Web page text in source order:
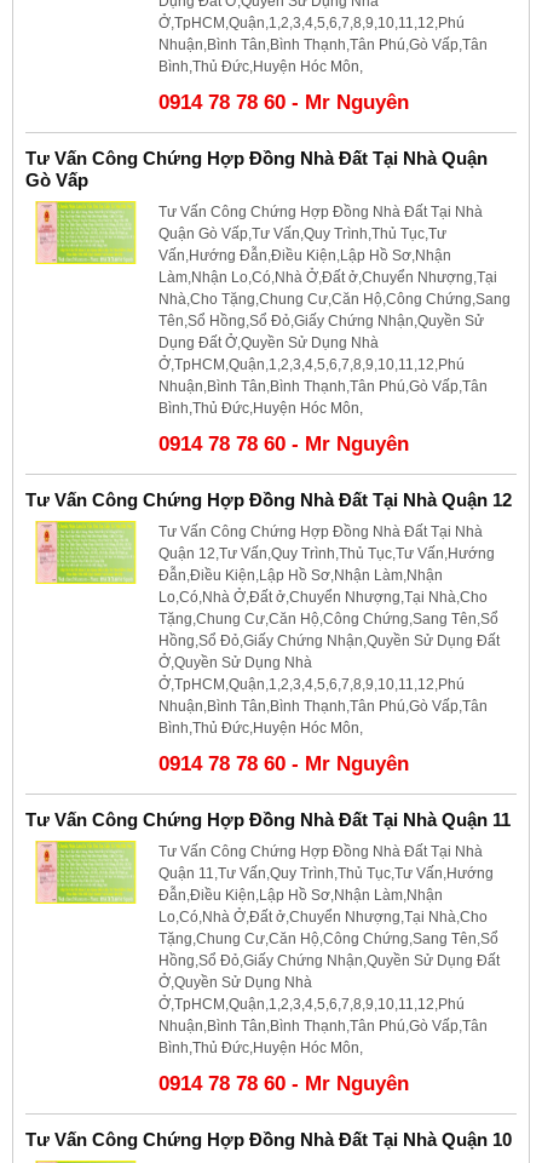
Ở,TpHCM,Quận,1,2,3,4,5,6,7,8,9,10,11,12,Phú
Nhuận,Bình Tân,Bình Thạnh,Tân Phú,Gò Vấp,Tân
Bình,Thủ Đức,Huyện Hóc Môn,
0914 78 78 60 - Mr Nguyên
Tư Vấn Công Chứng Hợp Đồng Nhà Đất Tại Nhà Quận
Gò Vấp
Tư Vấn Công Chứng Hợp Đồng Nhà Đất Tại Nhà
Quận Gò Vấp,Tư Vấn,Quy Trình,Thủ Tục,Tư
Vấn,Hướng Đẫn,Điều Kiện,Lập Hồ Sơ,Nhận
Làm,Nhận Lo,Có,Nhà Ở,Đất ở,Chuyển Nhượng,Tại
Nhà,Cho Tặng,Chung Cư,Căn Hộ,Công Chứng,Sang
Tên,Sổ Hồng,Sổ Đỏ,Giấy Chứng Nhận,Quyền Sử
Dụng Đất Ở,Quyền Sử Dụng Nhà
Ở,TpHCM,Quận,1,2,3,4,5,6,7,8,9,10,11,12,Phú
Nhuận,Bình Tân,Bình Thạnh,Tân Phú,Gò Vấp,Tân
Bình,Thủ Đức,Huyện Hóc Môn,
0914 78 78 60 - Mr Nguyên
Tư Vấn Công Chứng Hợp Đồng Nhà Đất Tại Nhà Quận 12
Tư Vấn Công Chứng Hợp Đồng Nhà Đất Tại Nhà
Quận 12,Tư Vấn,Quy Trình,Thủ Tục,Tư Vấn,Hướng
Đẫn,Điều Kiện,Lập Hồ Sơ,Nhận Làm,Nhận
Lo,Có,Nhà Ở,Đất ở,Chuyển Nhượng,Tại Nhà,Cho
Tặng,Chung Cư,Căn Hộ,Công Chứng,Sang Tên,Sổ
Hồng,Sổ Đỏ,Giấy Chứng Nhận,Quyền Sử Dụng Đất
Ở,Quyền Sử Dụng Nhà
Ở,TpHCM,Quận,1,2,3,4,5,6,7,8,9,10,11,12,Phú
Nhuận,Bình Tân,Bình Thạnh,Tân Phú,Gò Vấp,Tân
Bình,Thủ Đức,Huyện Hóc Môn,
0914 78 78 60 - Mr Nguyên
Tư Vấn Công Chứng Hợp Đồng Nhà Đất Tại Nhà Quận 11
Tư Vấn Công Chứng Hợp Đồng Nhà Đất Tại Nhà
Quận 11,Tư Vấn,Quy Trình,Thủ Tục,Tư Vấn,Hướng
Đẫn,Điều Kiện,Lập Hồ Sơ,Nhận Làm,Nhận
Lo,Có,Nhà Ở,Đất ở,Chuyển Nhượng,Tại Nhà,Cho
Tặng,Chung Cư,Căn Hộ,Công Chứng,Sang Tên,Sổ
Hồng,Sổ Đỏ,Giấy Chứng Nhận,Quyền Sử Dụng Đất
Ở,Quyền Sử Dụng Nhà
Ở,TpHCM,Quận,1,2,3,4,5,6,7,8,9,10,11,12,Phú
Nhuận,Bình Tân,Bình Thạnh,Tân Phú,Gò Vấp,Tân
Bình,Thủ Đức,Huyện Hóc Môn,
0914 78 78 60 - Mr Nguyên
Tư Vấn Công Chứng Hợp Đồng Nhà Đất Tại Nhà Quận 10